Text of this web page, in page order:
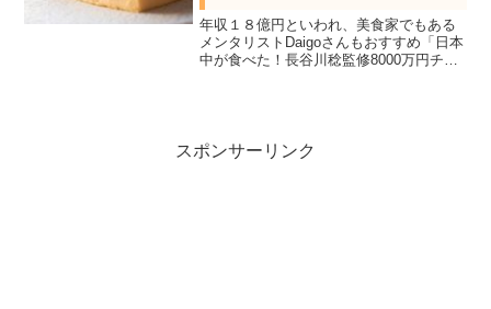
年収１８億円といわれ、美食家でもある
メンタリストDaigoさんもおすすめ「日本
中が食べた！長谷川稔監修8000万円チー
スポンサーリンク